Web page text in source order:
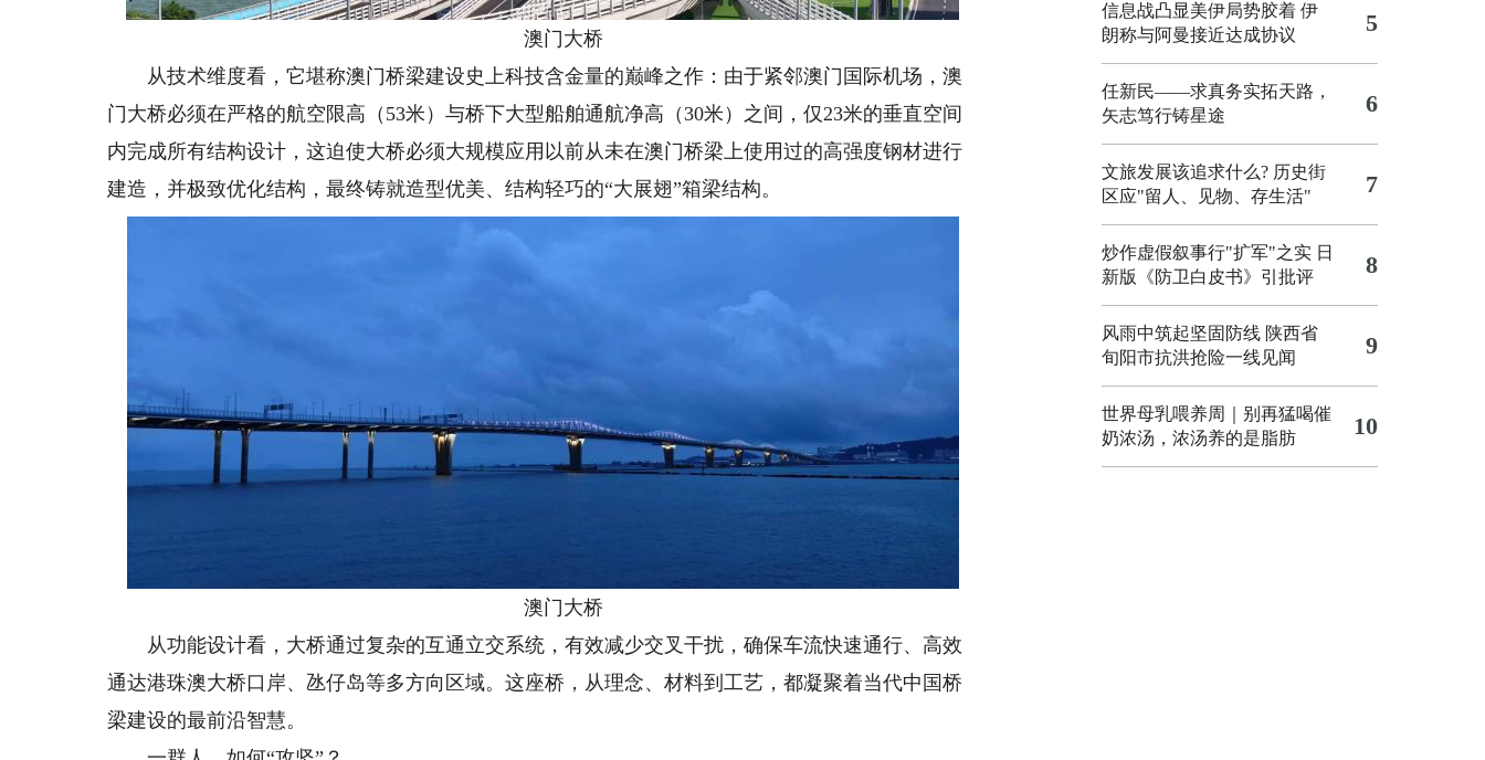
澳门大桥
从技术维度看，它堪称澳门桥梁建设史上科技含金量的巅峰之作：由于紧邻澳门国际机场，澳
门大桥必须在严格的航空限高（53米）与桥下大型船舶通航净高（30米）之间，仅23米的垂直空间
内完成所有结构设计，这迫使大桥必须大规模应用以前从未在澳门桥梁上使用过的高强度钢材进行
建造，并极致优化结构，最终铸就造型优美、结构轻巧的“大展翅”箱梁结构。
澳门大桥
从功能设计看，大桥通过复杂的互通立交系统，有效减少交叉干扰，确保车流快速通行、高效
通达港珠澳大桥口岸、氹仔岛等多方向区域。这座桥，从理念、材料到工艺，都凝聚着当代中国桥
梁建设的最前沿智慧。
信息战凸显美伊局势胶着 伊
朗称与阿曼接近达成协议
5
任新民——求真务实拓天路，
矢志笃行铸星途
6
文旅发展该追求什么? 历史街
区应"留人、见物、存生活"
7
炒作虚假叙事行"扩军"之实 日
新版《防卫白皮书》引批评
8
风雨中筑起坚固防线 陕西省
旬阳市抗洪抢险一线见闻
9
世界母乳喂养周｜别再猛喝催
奶浓汤，浓汤养的是脂肪
10